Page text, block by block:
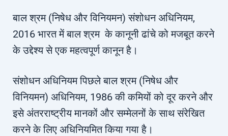
बाल श्रम (निषेध और विनियमन) संशोधन अधिनियम,
2016 भारत में बाल श्रम के कानूनी ढांचे को मजबूत करने
के उद्देश्य से एक महत्वपूर्ण कानून है।
संशोधन अधिनियम पिछले बाल श्रम (निषेध और
विनियमन) अधिनियम, 1986 की कमियों को दूर करने और
इसे अंतरराष्ट्रीय मानकों और सम्मेलनों के साथ संरेखित
करने के लिए अधिनियमित किया गया है।